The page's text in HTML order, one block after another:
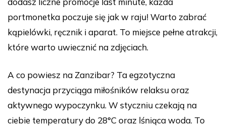
portmonetka poczuje się jak w raju! Warto zabrać
kąpielówki, ręcznik i aparat. To miejsce pełne atrakcji,
które warto uwiecznić na zdjęciach.
A co powiesz na Zanzibar? Ta egzotyczna
destynacja przyciąga miłośników relaksu oraz
aktywnego wypoczynku. W styczniu czekają na
ciebie temperatury do 28°C oraz lśniąca woda. To